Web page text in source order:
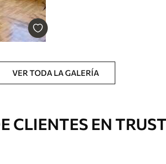
.6726290.00
VER TODA LA GALERÍA
CLIENTES EN